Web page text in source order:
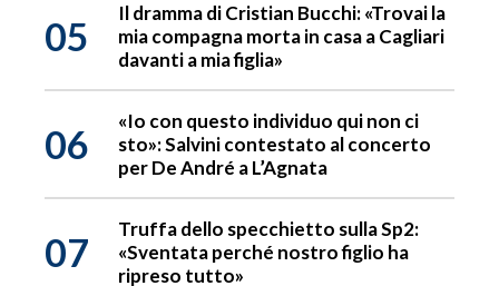
05
Il dramma di Cristian Bucchi: «Trovai la
mia compagna morta in casa a Cagliari
davanti a mia figlia»
06
«Io con questo individuo qui non ci
sto»: Salvini contestato al concerto
per De André a L’Agnata
07
Truffa dello specchietto sulla Sp2:
«Sventata perché nostro figlio ha
ripreso tutto»